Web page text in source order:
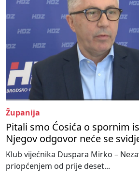
Županija
Pitali smo Ćosića o spornim
Njegov odgovor neće se
Klub vijećnika Duspara Mirko –
priopćenjem od prije deset...